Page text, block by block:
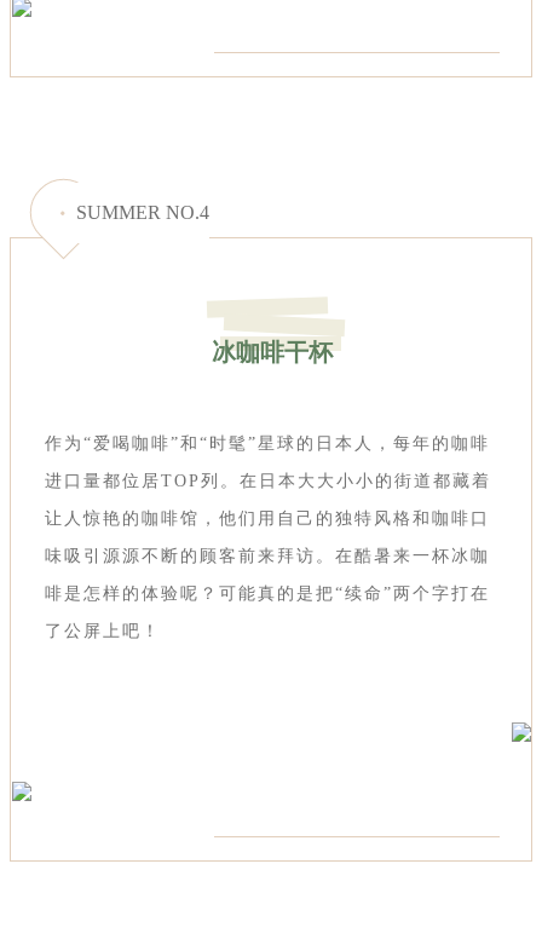
SUMMER NO.4
冰咖啡干杯
作为“爱喝咖啡”和“时髦”星球的日本人，每年的咖啡
进口量都位居TOP列。在日本大大小小的街道都藏着
让人惊艳的咖啡馆，他们用自己的独特风格和咖啡口
味吸引源源不断的顾客前来拜访。在酷暑来一杯冰咖
啡是怎样的体验呢？可能真的是把“续命”两个字打在
了公屏上吧！